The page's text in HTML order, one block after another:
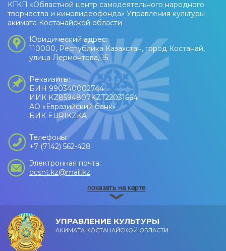
КГКП «Областной центр самодеятельного народного
творчества и киновидеофонда» Управления культуры
акимата Костанайской области
Юридический адрес:
110000, Республика Казахстан, город Костанай,
улица Лермонтова, 15
Реквизиты:
БИН 990340002744
ИИК KZ8594807KZT22031664
АО «Евразийский банк»
БИК EURIKZKA
Телефоны:
+7 (7142) 562-428
Электронная почта:
ocsnt.kz@mail.kz
УПРАВЛЕНИЕ КУЛЬТУРЫ
АКИМАТА КОСТАНАЙСКОЙ ОБЛАСТИ